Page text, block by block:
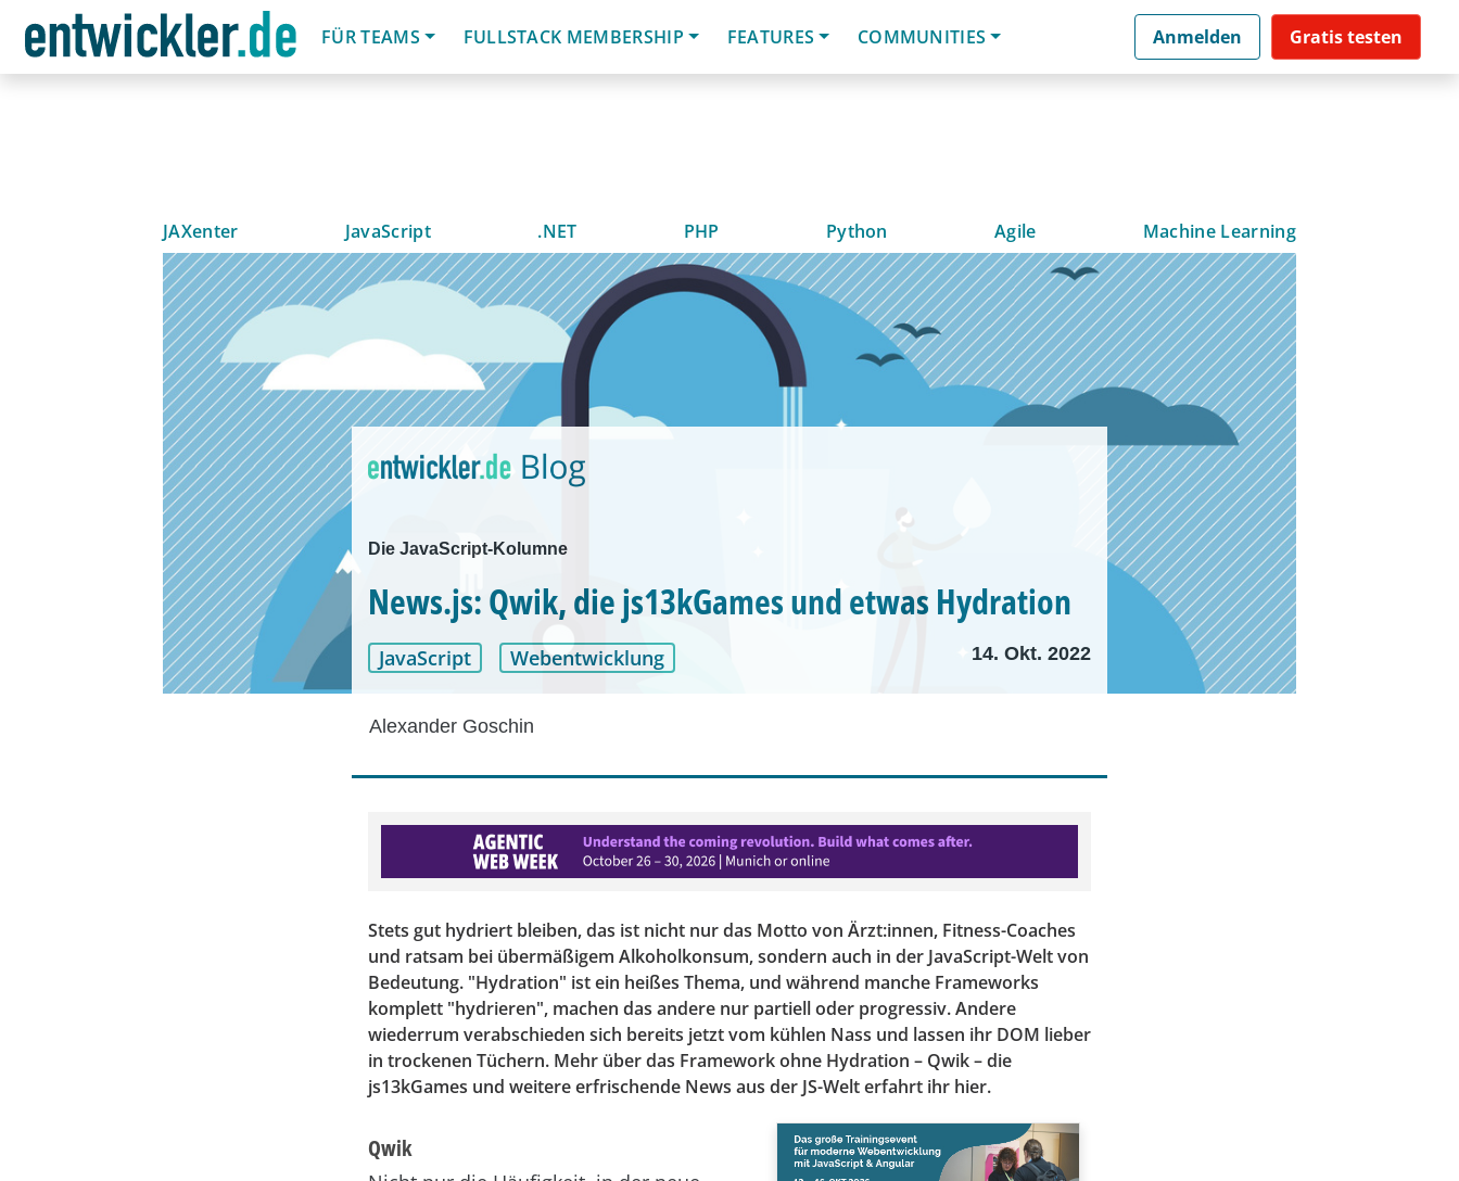
FÜR TEAMS
FULLSTACK MEMBERSHIP FEATURES COMMUNITIES Anmelden Gratis testen
JAXenter JavaScript .NET PHP Python Agile Machine Learning
Die JavaScript-Kolumne
News.js: Qwik, die js13kGames und etwas Hydration
JavaScript Webentwicklung 14. Okt. 2022
Alexander Goschin
Stets gut hydriert bleiben, das ist nicht nur das Motto von Ärzt:innen, Fitness-Coaches
und ratsam bei übermäßigem Alkoholkonsum, sondern auch in der JavaScript-Welt von
Bedeutung. "Hydration" ist ein heißes Thema, und während manche Frameworks
komplett "hydrieren", machen das andere nur partiell oder progressiv. Andere
wiederrum verabschieden sich bereits jetzt vom kühlen Nass und lassen ihr DOM lieber
in trockenen Tüchern. Mehr über das Framework ohne Hydration – Qwik – die
js13kGames und weitere erfrischende News aus der JS-Welt erfahrt ihr hier.
Qwik